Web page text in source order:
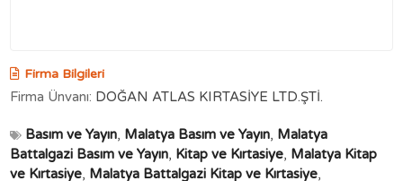
Firma Bilgileri
Firma Ünvanı: DOĞAN ATLAS KIRTASİYE LTD.ŞTİ.
Basım ve Yayın, Malatya Basım ve Yayın, Malatya
Battalgazi Basım ve Yayın, Kitap ve Kırtasiye, Malatya Kitap
ve Kırtasiye, Malatya Battalgazi Kitap ve Kırtasiye,